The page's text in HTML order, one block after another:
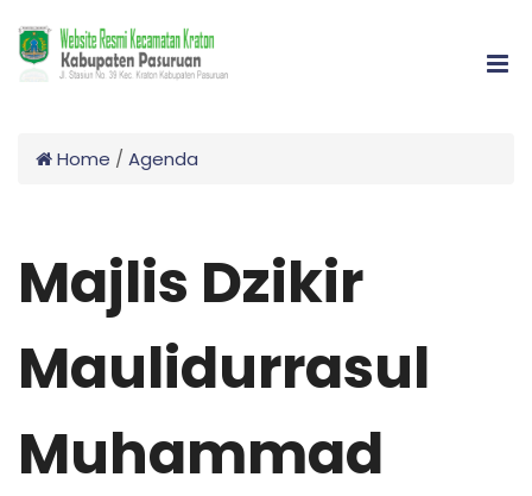
Home / Agenda
Majlis Dzikir
Maulidurrasul
Muhammad